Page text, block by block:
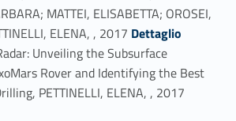
MATTEI, ELISABETTA; OROSEI,
ELENA, , 2017 Link identifier #identifier_person_180419-33
Dettaglio
Unveiling the Subsurface
Rover and Identifying the Best
PETTINELLI, ELENA, , 2017